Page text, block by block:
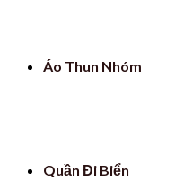
Áo Thun Nhóm
Quần Đi Biển